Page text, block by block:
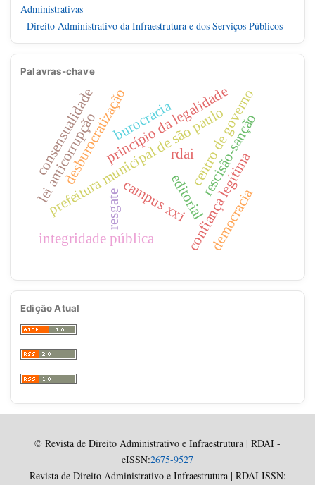
Administrativas
- Direito Administrativo da Infraestrutura e dos Serviços Públicos
Palavras-chave
editorial
rdai
prefeitura municipal de são paulo
confiança legítima
centro de governo
desburocratização
campus xxi
resgate
rescisão-sanção
princípio da legalidade
integridade pública
burocracia
democracia
lei anticorrupção
consensualidade
Edição Atual
© Revista de Direito Administrativo e Infraestrutura | RDAI -
eISSN:2675-9527
Revista de Direito Administrativo e Infraestrutura | RDAI ISSN: